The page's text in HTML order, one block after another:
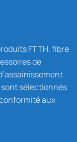
FTTH, fibre
de
sélectionnés
aux